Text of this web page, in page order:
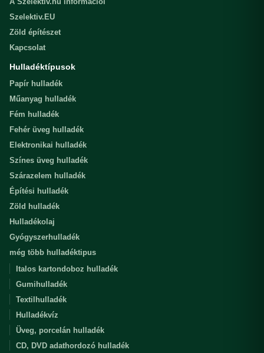
Szelektiv.EU
Zöld építészet
Kapcsolat
Hulladéktípusok
Papír hulladék
Műanyag hulladék
Fém hulladék
Fehér üveg hulladék
Elektronikai hulladék
Színes üveg hulladék
Szárazelem hulladék
Építési hulladék
Zöld hulladék
Hulladékolaj
Gyógyszerhulladék
még több hulladéktipus
Italos kartondoboz hulladék
Gumihulladék
Textilhulladék
Hulladékvíz
Üveg, porcelán hulladék
CD, DVD adathordozó hulladék